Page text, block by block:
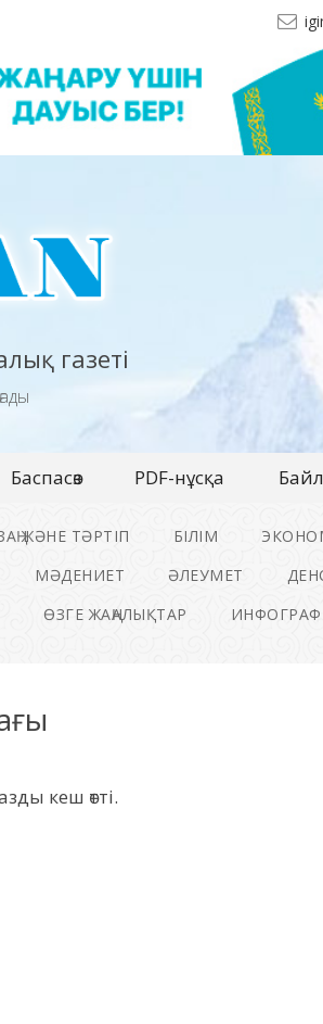
газеті
Баспасөз PDF-нұсқа
ЖӘНЕ ТӘРТІП БІЛІМ
МӘДЕНИЕТ ӘЛЕУМЕТ
ӨЗГЕ ЖАҢАЛЫҚТАР
кеш өтті.